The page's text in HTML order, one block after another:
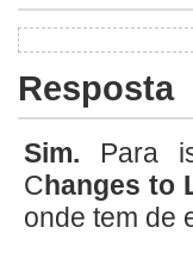
Resposta
Sim. Para
Changes to
onde tem de